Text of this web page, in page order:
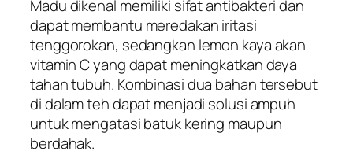
Madu dikenal memiliki sifat antibakteri dan
dapat membantu meredakan iritasi
tenggorokan, sedangkan lemon kaya akan
vitamin C yang dapat meningkatkan daya
tahan tubuh. Kombinasi dua bahan tersebut
di dalam teh dapat menjadi solusi ampuh
untuk mengatasi batuk kering maupun
berdahak.